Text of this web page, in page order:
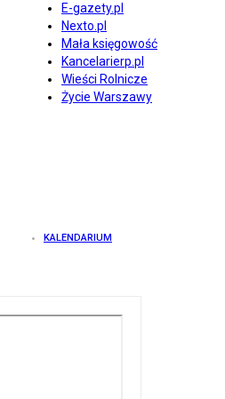
E-gazety.pl
Nexto.pl
Mała księgowość
Kancelarierp.pl
Wieści Rolnicze
Życie Warszawy
KALENDARIUM